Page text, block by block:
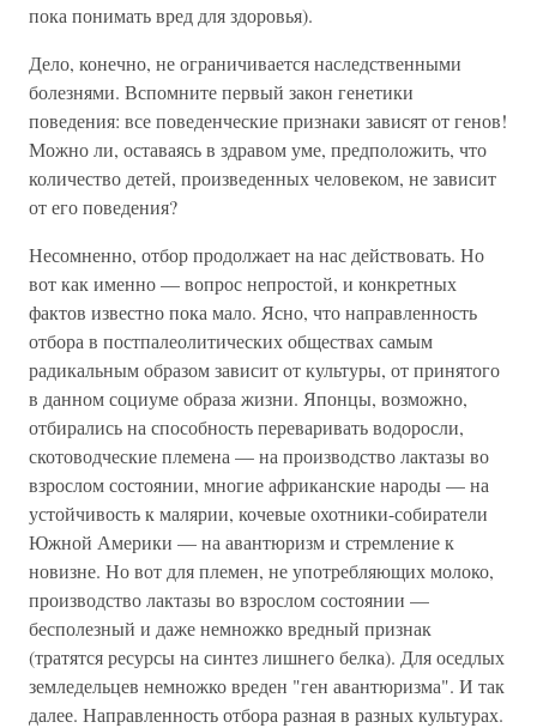
пока понимать вред для здоровья).
Дело, конечно, не ограничивается наследственными
болезнями. Вспомните первый закон генетики
поведения: все поведенческие признаки зависят от генов!
Можно ли, оставаясь в здравом уме, предположить, что
количество детей, произведенных человеком, не зависит
от его поведения?
Несомненно, отбор продолжает на нас действовать. Но
вот как именно — вопрос непростой, и конкретных
фактов известно пока мало. Ясно, что направленность
отбора в постпалеолитических обществах самым
радикальным образом зависит от культуры, от принятого
в данном социуме образа жизни. Японцы, возможно,
отбирались на способность переваривать водоросли,
скотоводческие племена — на производство лактазы во
взрослом состоянии, многие африканские народы — на
устойчивость к малярии, кочевые охотники-собиратели
Южной Америки — на авантюризм и стремление к
новизне. Но вот для племен, не употребляющих молоко,
производство лактазы во взрослом состоянии —
бесполезный и даже немножко вредный признак
(тратятся ресурсы на синтез лишнего белка). Для оседлых
земледельцев немножко вреден "ген авантюризма". И так
далее. Направленность отбора разная в разных культурах.